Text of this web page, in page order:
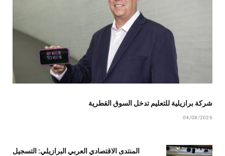
شركة برازيلية للتعليم تدخل السوق القطرية
04/08/2026
المنتدى الاقتصادي العربي البرازيلي: التسجيل